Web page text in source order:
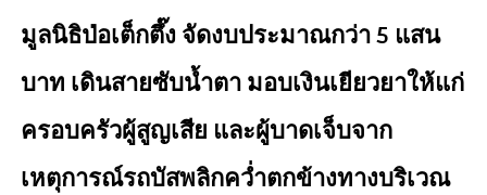
มูลนิธิป่อเต็กตึ๊ง จัดงบประมาณกว่า 5 แสน
บาท เดินสายซับน้ำตา มอบเงินเยียวยาให้แก่
ครอบครัวผู้สูญเสีย และผู้บาดเจ็บจาก
เหตุการณ์รถบัสพลิกคว่ำตกข้างทางบริเวณ